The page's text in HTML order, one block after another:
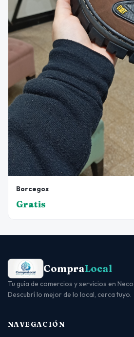
Borcegos
Gratis
CompraLocal
Tu guía de comercios y servicios en
Descubrí lo mejor de lo local, cerca tuyo.
NAVEGACIÓN